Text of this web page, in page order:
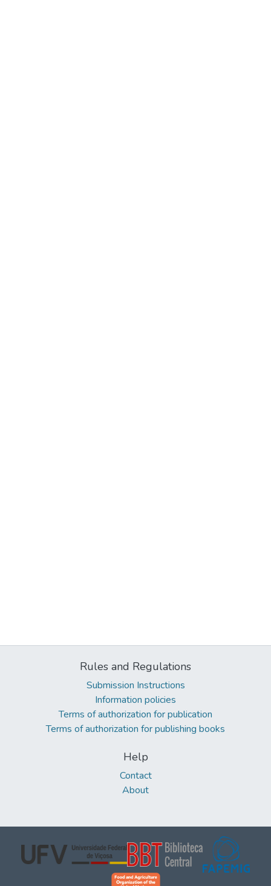
Rules and Regulations
Submission Instructions
Information policies
Terms of authorization for publication
Terms of authorization for publishing books
Help
Contact
About